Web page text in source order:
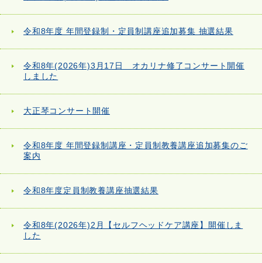
令和8年度 年間登録制・定員制講座追加募集 抽選結果
令和8年(2026年)3月17日 オカリナ修了コンサート開催
しました
大正琴コンサート開催
令和8年度 年間登録制講座・定員制教養講座追加募集のご
案内
令和8年度定員制教養講座抽選結果
令和8年(2026年)2月【セルフヘッドケア講座】開催しま
した